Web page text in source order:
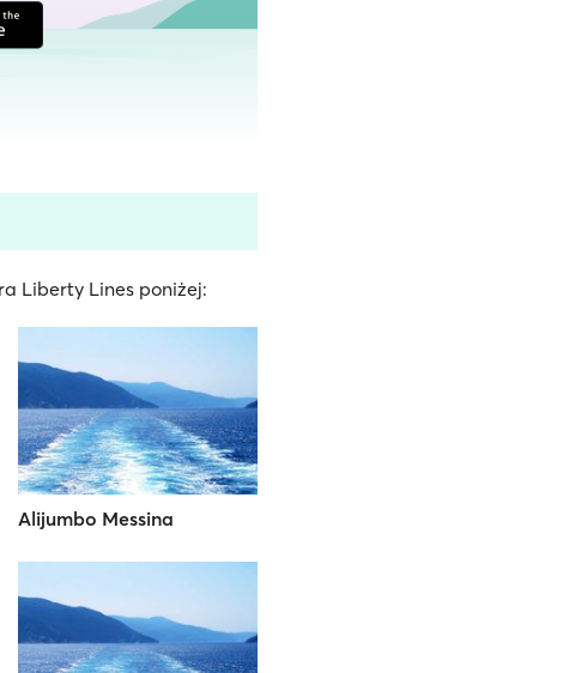
Liberty Lines poniżej:
Alijumbo Messina